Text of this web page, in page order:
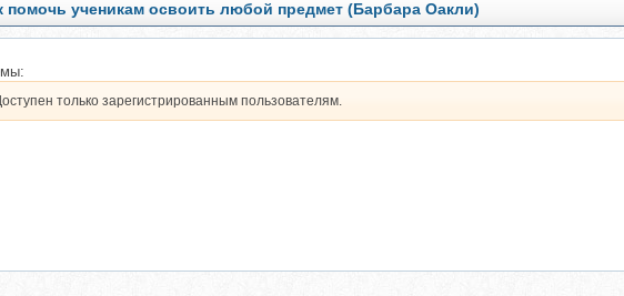
помочь ученикам освоить любой предмет (Барбара Оакли)
только зарегистрированным пользователям.